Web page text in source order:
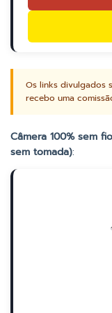
Os links divulgados
recebo uma
Câmera 100% sem
sem tomada):